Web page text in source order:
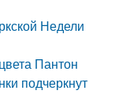
Недели
Пантон
подчеркнут